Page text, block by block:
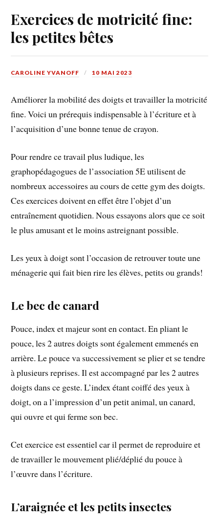
Exercices de motricité fine:
les petites bêtes
CAROLINE YVANOFF 10 MAI 2023
Améliorer la mobilité des doigts et travailler la motricité
fine. Voici un prérequis indispensable à l’écriture et à
l’acquisition d’une bonne tenue de crayon.
Pour rendre ce travail plus ludique, les
graphopédagogues de l’association 5E utilisent de
nombreux accessoires au cours de cette gym des doigts.
Ces exercices doivent en effet être l’objet d’un
entraînement quotidien. Nous essayons alors que ce soit
le plus amusant et le moins astreignant possible.
Les yeux à doigt sont l’occasion de retrouver toute une
ménagerie qui fait bien rire les élèves, petits ou grands!
Le bec de canard
Pouce, index et majeur sont en contact. En pliant le
pouce, les 2 autres doigts sont également emmenés en
arrière. Le pouce va successivement se plier et se tendre
à plusieurs reprises. Il est accompagné par les 2 autres
doigts dans ce geste. L’index étant coiffé des yeux à
doigt, on a l’impression d’un petit animal, un canard,
qui ouvre et qui ferme son bec.
Cet exercice est essentiel car il permet de reproduire et
de travailler le mouvement plié/déplié du pouce à
l’œuvre dans l’écriture.
L’araignée et les petits insectes